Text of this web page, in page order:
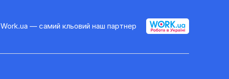
Work.ua — самий кльовий наш партнер